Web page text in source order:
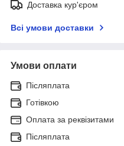
Доставка кур'єром
Всі умови доставки
Умови оплати
Післяплата
Готівкою
Оплата за реквізитами
Післяплата